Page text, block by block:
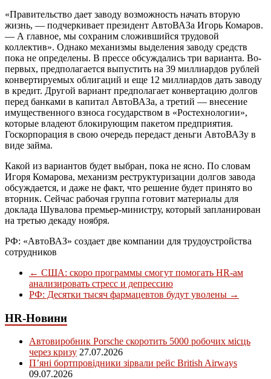
«Правительство дает заводу возможность начать вторую
жизнь, — подчеркивает президент АвтоВАЗа Игорь Комаров.
— А главное, мы сохраним сложившийся трудовой
коллектив». Однако механизмы выделения заводу средств
пока не определены. В прессе обсуждались три варианта. Во-
первых, предполагается выпустить на 39 миллиардов рублей
конвертируемых облигаций и еще 12 миллиардов дать заводу
в кредит. Другой вариант предполагает конвертацию долгов
перед банками в капитал АвтоВАЗа, а третий — внесение
имущественного взноса государством в «Ростехнологии»,
которые владеют блокирующим пакетом предприятия.
Госкорпорация в свою очередь передаст деньги АвтоВАЗу в
виде займа.
Какой из вариантов будет выбран, пока не ясно. По словам
Игоря Комарова, механизм реструктуризации долгов завода
обсуждается, и даже не факт, что решение будет принято во
вторник. Сейчас рабочая группа готовит материалы для
доклада Шувалова премьер-министру, который запланирован
на третью декаду ноября.
РФ: «АвтоВАЗ» создает две компании для трудоустройства
сотрудников
← США: скоро программы смогут помогать HR-ам
анализировать стресс и депрессию
РФ: Десятки тысяч фармацевтов будут уволены →
HR-Новини
Автовиробник Porsche скоротить 5000 робочих місць
через кризу 27.07.2026
П’яні бортпровідники зірвали рейс British Airways
09.07.2026